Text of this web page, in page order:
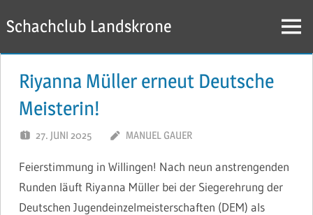
Inhalt
springen
Schachclub Landskrone Menü
Riyanna Müller erneut Deutsche
Meisterin!
27. JUNI 2025 MANUEL GAUER
Feierstimmung in Willingen! Nach neun anstrengenden
Runden läuft Riyanna Müller bei der Siegerehrung der
Deutschen Jugendeinzelmeisterschaften (DEM) als